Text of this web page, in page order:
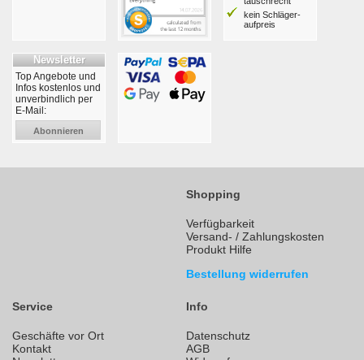
kein Schläger­
aufpreis
Newsletter
Top Angebote und
Infos kostenlos und
unverbindlich per
E-Mail:
Abonnieren
Shopping
Verfügbarkeit
Versand- / Zahlungskosten
Produkt Hilfe
Bestellung widerrufen
Service
Geschäfte vor Ort
Kontakt
Info
Datenschutz
AGB